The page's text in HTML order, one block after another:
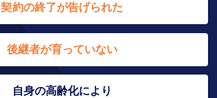
契約の終了が告げられた
後継者が育っていない
自身の高齢化により